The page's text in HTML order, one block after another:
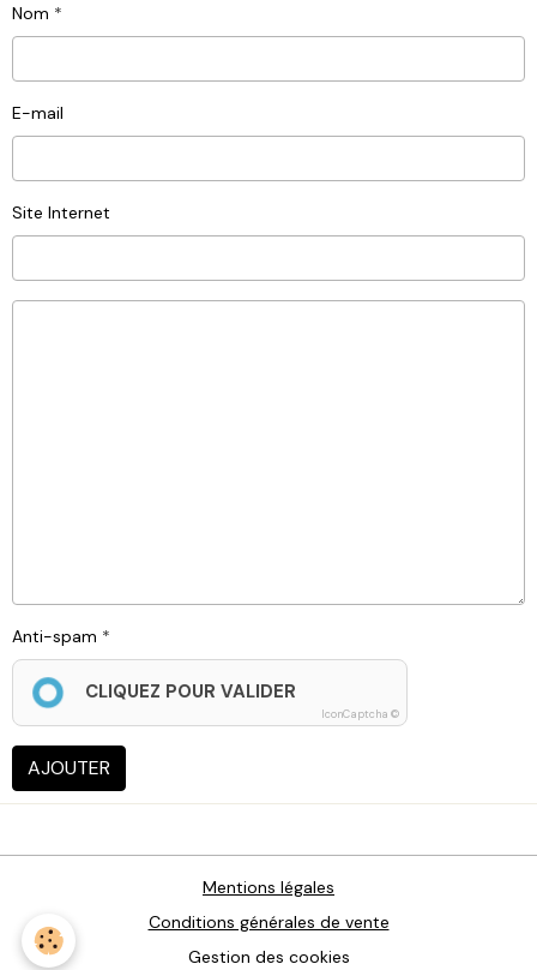
Nom
E-mail
Site Internet
Anti-spam
CLIQUEZ POUR VALIDER
IconCaptcha ©
AJOUTER
Mentions légales
Conditions générales de vente
Gestion des cookies